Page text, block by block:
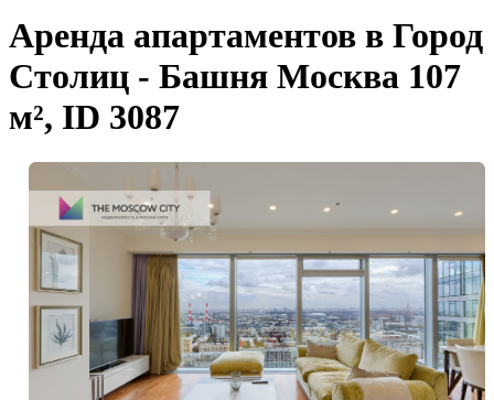
Аренда апартаментов в Город
Столиц - Башня Москва 107
м², ID 3087